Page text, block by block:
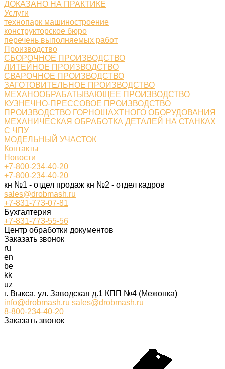
ДОКАЗАНО НА ПРАКТИКЕ
Услуги
технопарк машиностроение
конструкторское бюро
перечень выполняемых работ
Производство
СБОРОЧНОЕ ПРОИЗВОДСТВО
ЛИТЕЙНОЕ ПРОИЗВОДСТВО
СВАРОЧНОЕ ПРОИЗВОДСТВО
ЗАГОТОВИТЕЛЬНОЕ ПРОИЗВОДСТВО
МЕХАНООБРАБАТЫВАЮЩЕЕ ПРОИЗВОДСТВО
КУЗНЕЧНО-ПРЕССОВОЕ ПРОИЗВОДСТВО
ПРОИЗВОДСТВО ГОРНОШАХТНОГО ОБОРУДОВАНИЯ
МЕХАНИЧЕСКАЯ ОБРАБОТКА ДЕТАЛЕЙ НА СТАНКАХ
С ЧПУ
МОДЕЛЬНЫЙ УЧАСТОК
Контакты
Новости
+7-800-234-40-20
+7-800-234-40-20
кн №1 - отдел продаж кн №2 - отдел кадров
sales@drobmash.ru
+7-831-773-07-81
Бухгалтерия
+7-831-773-55-56
Центр обработки документов
Заказать звонок
ru
en
be
kk
uz
г. Выкса, ул. Заводская д.1 КПП №4 (Межонка)
info@drobmash.ru sales@drobmash.ru
8-800-234-40-20
Заказать звонок